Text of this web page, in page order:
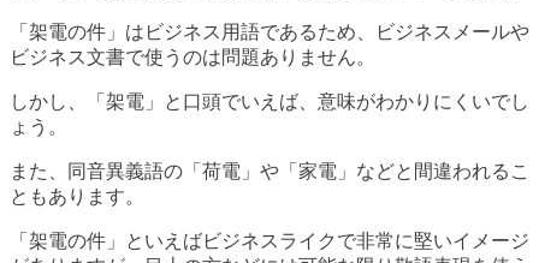
「架電の件」はビジネス用語であるため、ビジネスメールや
ビジネス文書で使うのは問題ありません。
しかし、「架電」と口頭でいえば、意味がわかりにくいでし
ょう。
また、同音異義語の「荷電」や「家電」などと間違われるこ
ともあります。
「架電の件」といえばビジネスライクで非常に堅いイメージ